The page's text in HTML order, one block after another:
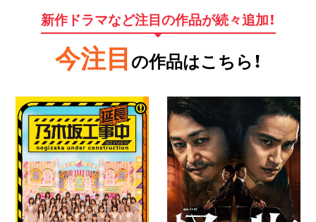
新作ドラマなど注目の作品が続々追加！
今注目 の作品はこちら！